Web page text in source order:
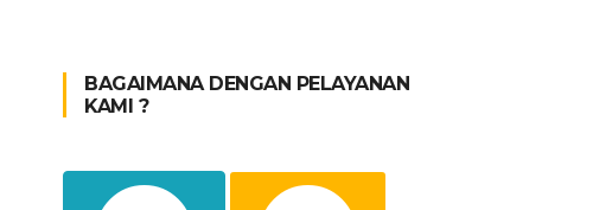
BAGAIMANA DENGAN PELAYANAN
KAMI ?